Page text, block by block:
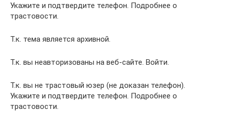
Укажите и подтвердите телефон. Подробнее о
трастовости.
Т.к. тема является архивной.
Т.к. вы неавторизованы на веб-сайте. Войти.
Т.к. вы не трастовый юзер (не доказан телефон).
Укажите и подтвердите телефон. Подробнее о
трастовости.